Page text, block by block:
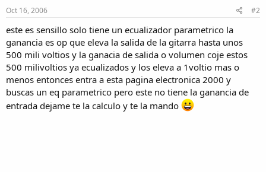
Oct 16, 2006 #2
este es sensillo solo tiene un ecualizador parametrico la
ganancia es op que eleva la salida de la gitarra hasta unos
500 mili voltios y la ganacia de salida o volumen coje estos
500 milivoltios ya ecualizados y los eleva a 1voltio mas o
menos entonces entra a esta pagina electronica 2000 y
buscas un eq parametrico pero este no tiene la ganancia de
entrada dejame te la calculo y te la mando